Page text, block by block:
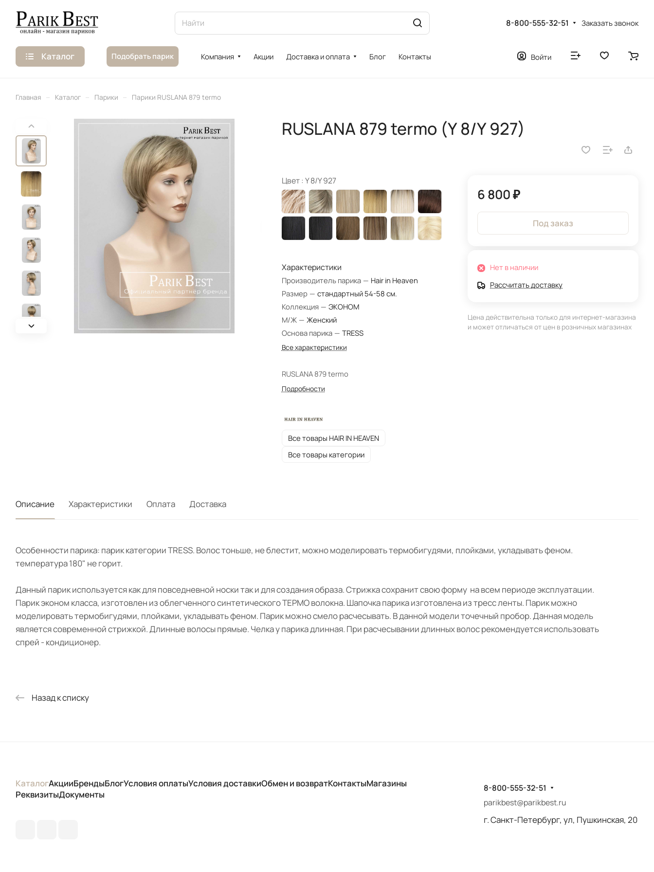
8-800-555-32-51 Заказать звонок
Каталог Подобрать парик Компания Акции Доставка и оплата Блог Контакты Войти
Главная – Каталог – Парики – Парики RUSLANA 879 termo
RUSLANA 879 termo (Y 8/Y 927)
Цвет : Y 8/Y 927
Характеристики
Производитель парика — Hair in Heaven
Размер — стандартный 54-58 см.
Коллекция — ЭКОНОМ
М/Ж — Женский
Основа парика — TRESS
Все характеристики
RUSLANA 879 termo
Подробности
Все товары HAIR IN HEAVEN
Все товары категории
6 800 ₽
Под заказ
Нет в наличии
Рассчитать доставку
Цена действительна только для интернет-магазина
и может отличаться от цен в розничных магазинах
Описание Характеристики Оплата Доставка
Особенности парика: парик категории TRESS. Волос тоньше, не блестит, можно моделировать термобигудями, плойками, укладывать феном.
температура 180" не горит.
Данный парик используется как для повседневной носки так и для создания образа. Стрижка сохранит свою форму на всем периоде эксплуатации.
Парик эконом класса, изготовлен из облегченного синтетического ТЕРМО волокна. Шапочка парика изготовлена из тресс ленты. Парик можно
моделировать термобигудями, плойками, укладывать феном. Парик можно смело расчесывать. В данной модели точечный пробор. Данная модель
является современной стрижкой. Длинные волосы прямые. Челка у парика длинная. При расчесывании длинных волос рекомендуется использовать
спрей - кондиционер.
Назад к списку
КаталогАкцииБрендыБлогУсловия оплатыУсловия доставкиОбмен и возвратКонтактыМагазины
РеквизитыДокументы
8-800-555-32-51
parikbest@parikbest.ru
г. Санкт-Петербург, ул, Пушкинская, 20